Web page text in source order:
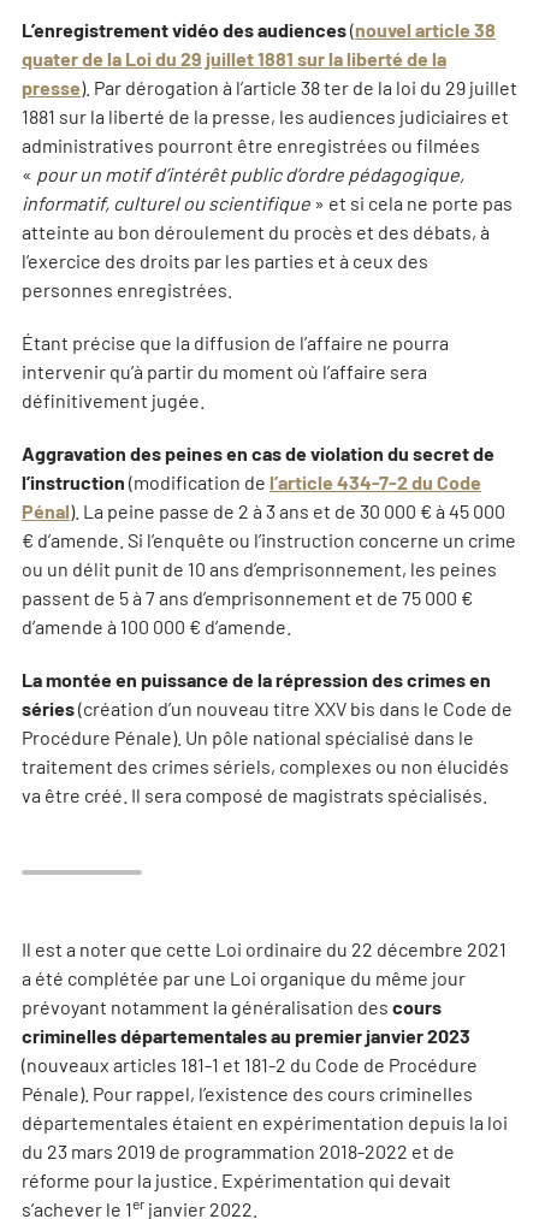
L’enregistrement vidéo des audiences(nouvel article 38
quater de la Loi du 29 juillet 1881 sur la liberté de la
presse). Par dérogation à l’article 38 ter de la loi du 29 juillet
1881 sur la liberté de la presse, les audiences judiciaires et
administratives pourront être enregistrées ou filmées
« pour un motif d’intérêt public d’ordre pédagogique,
informatif, culturel ou scientifique » et si cela ne porte pas
atteinte au bon déroulement du procès et des débats, à
l’exercice des droits par les parties et à ceux des
personnes enregistrées.
Étant précise que la diffusion de l’affaire ne pourra
intervenir qu’à partir du moment où l’affaire sera
définitivement jugée.
Aggravation des peines en cas de violation du secret de
l’instruction (modification de l’article 434-7-2 du Code
Pénal). La peine passe de 2 à 3 ans et de 30 000 € à 45 000
€ d’amende. Si l’enquête ou l’instruction concerne un crime
ou un délit punit de 10 ans d’emprisonnement, les peines
passent de 5 à 7 ans d’emprisonnement et de 75 000 €
d’amende à 100 000 € d’amende.
La montée en puissance de la répression des crimes en
séries(création d’un nouveau titre XXV bis dans le Code de
Procédure Pénale). Un pôle national spécialisé dans le
traitement des crimes sériels, complexes ou non élucidés
va être créé. Il sera composé de magistrats spécialisés.
Il est a noter que cette Loi ordinaire du 22 décembre 2021
a été complétée par une Loi organique du même jour
prévoyant notamment la généralisation des cours
criminelles départementales au premier janvier 2023
(nouveaux articles 181-1 et 181-2 du Code de Procédure
Pénale). Pour rappel, l’existence des cours criminelles
départementales étaient en expérimentation depuis la loi
du 23 mars 2019 de programmation 2018-2022 et de
réforme pour la justice. Expérimentation qui devait
s’achever le 1erjanvier 2022.